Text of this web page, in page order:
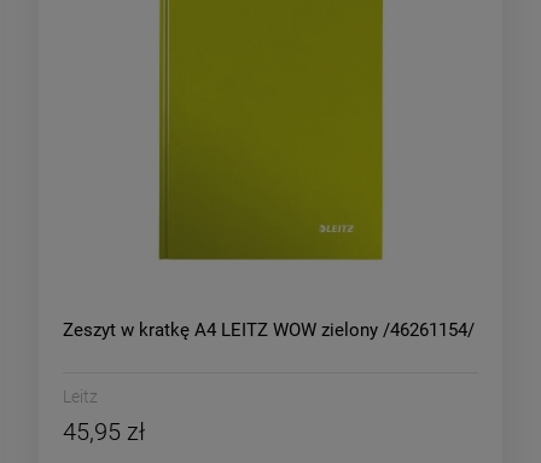
Zeszyt w kratkę A4 LEITZ WOW zielony /46261154/
Leitz
45,95 zł